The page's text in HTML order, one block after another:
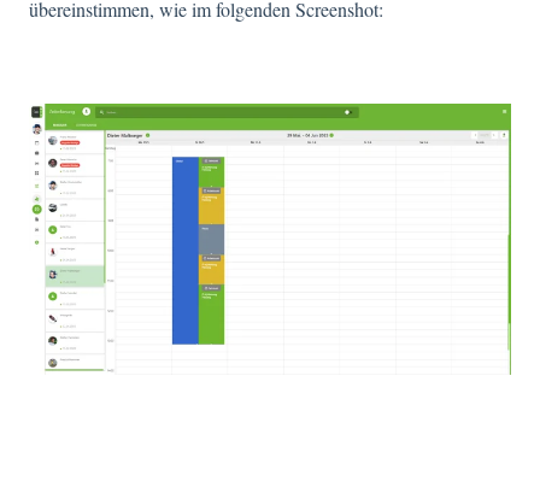
übereinstimmen, wie im folgenden Screenshot: